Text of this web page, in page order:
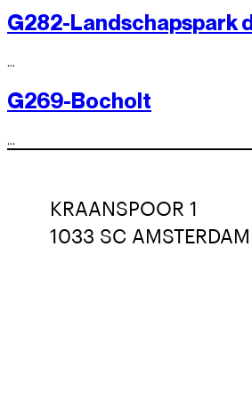
G282-Landschapspark
…
G269-Bocholt
…
KRAANSPOOR 1
1033 SC AMSTERDAM